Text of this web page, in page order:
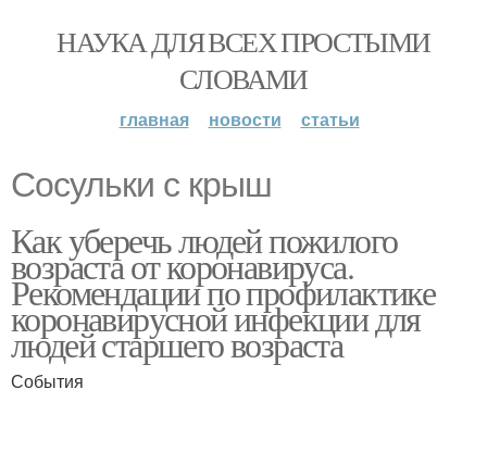
НАУКА ДЛЯ ВСЕХ ПРОСТЫМИ
СЛОВАМИ
главная новости статьи
Сосульки с крыш
Как уберечь людей пожилого
возраста от коронавируса.
Рекомендации по профилактике
коронавирусной инфекции для
людей старшего возраста
События